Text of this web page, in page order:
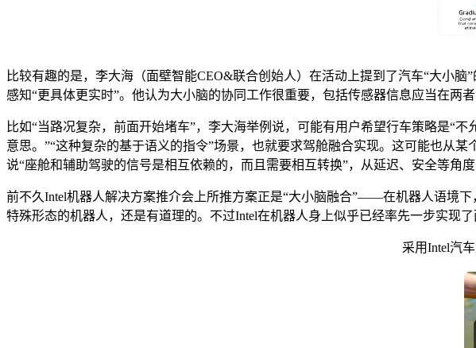
比较有趣的是，李大海（面壁智能CEO&联合创始人）在活动上提到了汽车“大小
感知“更具体更实时”。他认为大小脑的协同工作很重要，包括传感器信息应当在两
比如“当路况复杂，前面开始堵车”，李大海举例说，可能有用户希望行车策略是“
意思。”“这种复杂的基于语义的指令”场景，也就要求驾舱融合实现。这可能也从
说“座舱和辅助驾驶的信号是相互依赖的，而且需要相互转换”，从延迟、安全等角度
前不久Intel机器人解决方案推介会上所推方案正是“大小脑融合”——在机器人语境
特殊形态的机器人，还是有道理的。不过Intel在机器人身上似乎已经率先一步实现了
采用Intel汽